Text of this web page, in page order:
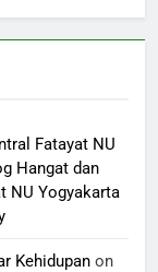
Fatayat NU
Hangat dan
NU Yogyakarta
Kehidupan on